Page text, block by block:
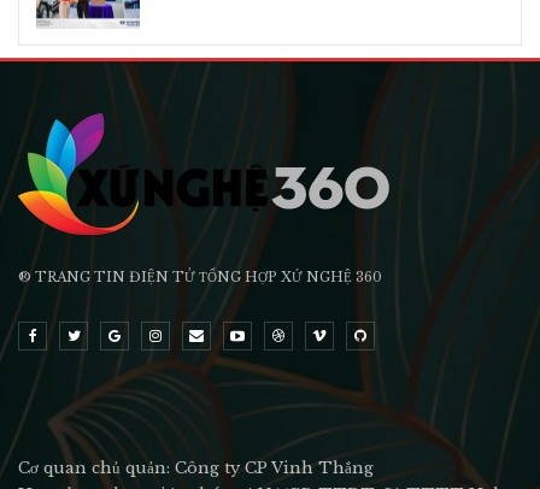
® TRANG TIN ĐIỆN TỬ ТỔNG HỢP XỨ NGHỆ 360
Cơ quan chủ quản: Công ty CP Vinh Thắng